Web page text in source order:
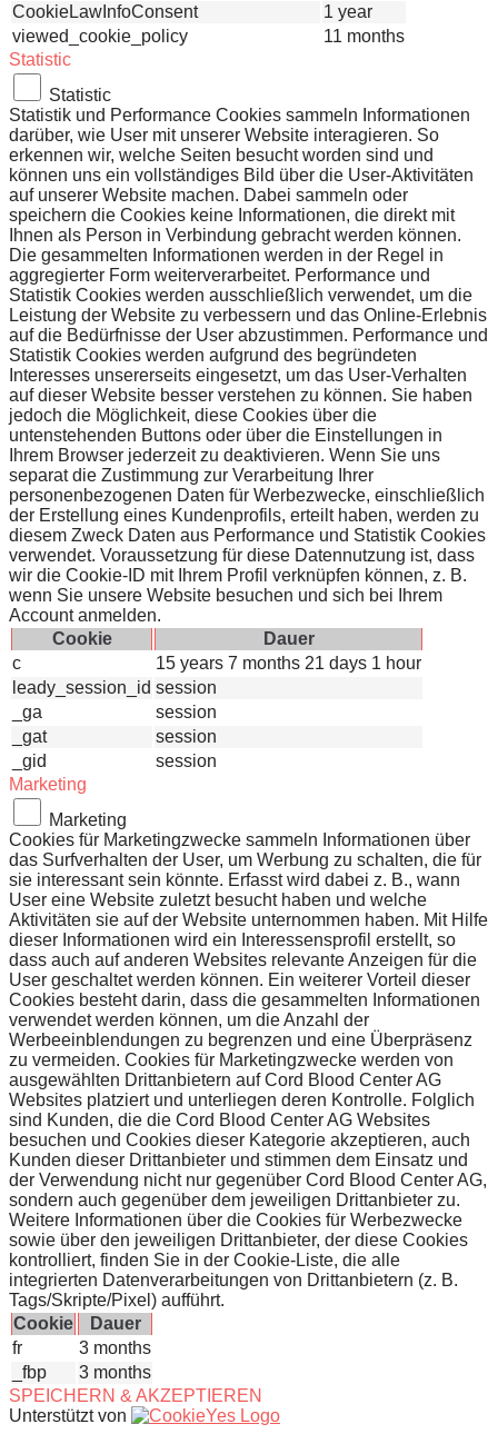
CookieLawInfoConsent
1 year
viewed_cookie_policy
11 months
Statistic
Statistic
Statistik und Performance Cookies sammeln Informationen
darüber, wie User mit unserer Website interagieren. So
erkennen wir, welche Seiten besucht worden sind und
können uns ein vollständiges Bild über die User-Aktivitäten
auf unserer Website machen. Dabei sammeln oder
speichern die Cookies keine Informationen, die direkt mit
Ihnen als Person in Verbindung gebracht werden können.
Die gesammelten Informationen werden in der Regel in
aggregierter Form weiterverarbeitet. Performance und
Statistik Cookies werden ausschließlich verwendet, um die
Leistung der Website zu verbessern und das Online-Erlebnis
auf die Bedürfnisse der User abzustimmen. Performance und
Statistik Cookies werden aufgrund des begründeten
Interesses unsererseits eingesetzt, um das User-Verhalten
auf dieser Website besser verstehen zu können. Sie haben
jedoch die Möglichkeit, diese Cookies über die
untenstehenden Buttons oder über die Einstellungen in
Ihrem Browser jederzeit zu deaktivieren. Wenn Sie uns
separat die Zustimmung zur Verarbeitung Ihrer
personenbezogenen Daten für Werbezwecke, einschließlich
der Erstellung eines Kundenprofils, erteilt haben, werden zu
diesem Zweck Daten aus Performance und Statistik Cookies
verwendet. Voraussetzung für diese Datennutzung ist, dass
wir die Cookie-ID mit Ihrem Profil verknüpfen können, z. B.
wenn Sie unsere Website besuchen und sich bei Ihrem
Account anmelden.
Cookie
Dauer
c
15 years 7 months 21 days 1 hour
leady_session_id session
_ga
session
_gat
session
_gid
session
Marketing
Marketing
Cookies für Marketingzwecke sammeln Informationen über
das Surfverhalten der User, um Werbung zu schalten, die für
sie interessant sein könnte. Erfasst wird dabei z. B., wann
User eine Website zuletzt besucht haben und welche
Aktivitäten sie auf der Website unternommen haben. Mit Hilfe
dieser Informationen wird ein Interessensprofil erstellt, so
dass auch auf anderen Websites relevante Anzeigen für die
User geschaltet werden können. Ein weiterer Vorteil dieser
Cookies besteht darin, dass die gesammelten Informationen
verwendet werden können, um die Anzahl der
Werbeeinblendungen zu begrenzen und eine Überpräsenz
zu vermeiden. Cookies für Marketingzwecke werden von
ausgewählten Drittanbietern auf Cord Blood Center AG
Websites platziert und unterliegen deren Kontrolle. Folglich
sind Kunden, die die Cord Blood Center AG Websites
besuchen und Cookies dieser Kategorie akzeptieren, auch
Kunden dieser Drittanbieter und stimmen dem Einsatz und
der Verwendung nicht nur gegenüber Cord Blood Center AG,
sondern auch gegenüber dem jeweiligen Drittanbieter zu.
Weitere Informationen über die Cookies für Werbezwecke
sowie über den jeweiligen Drittanbieter, der diese Cookies
kontrolliert, finden Sie in der Cookie-Liste, die alle
integrierten Datenverarbeitungen von Drittanbietern (z. B.
Tags/Skripte/Pixel) aufführt.
Cookie
Dauer
fr
3 months
_fbp
3 months
SPEICHERN & AKZEPTIEREN
Unterstützt von